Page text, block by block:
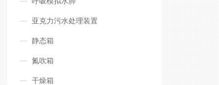
亚克力污水处理装置
静态箱
氮吹箱
干燥箱